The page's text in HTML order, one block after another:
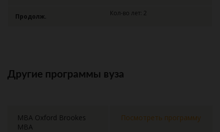
Продолж. Кол-во лет: 2
Другие программы вуза
MBA Oxford Brookes
MBA
Посмотреть программу